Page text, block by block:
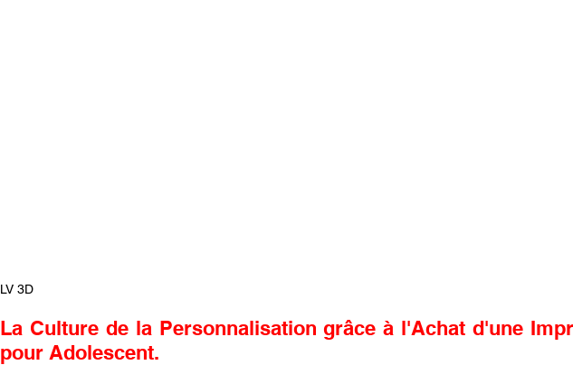
LV 3D
La Culture de la Personnalisation grâce à l'Achat d'une
pour Adolescent.